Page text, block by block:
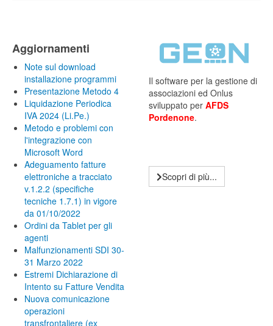
Aggiornamenti
Note sul download
installazione programmi
Presentazione Metodo 4
Liquidazione Periodica
IVA 2024 (Li.Pe.)
Metodo e problemi con
l'integrazione con
Microsoft Word
Adeguamento fatture
elettroniche a tracciato
v.1.2.2 (specifiche
tecniche 1.7.1) in vigore
da 01/10/2022
Ordini da Tablet per gli
agenti
Malfunzionamenti SDI 30-
31 Marzo 2022
Estremi Dichiarazione di
Intento su Fatture Vendita
Nuova comunicazione
operazioni
transfrontaliere (ex
Il software per la gestione di
associazioni ed Onlus
sviluppato per AFDS
Pordenone.
Scopri di più...